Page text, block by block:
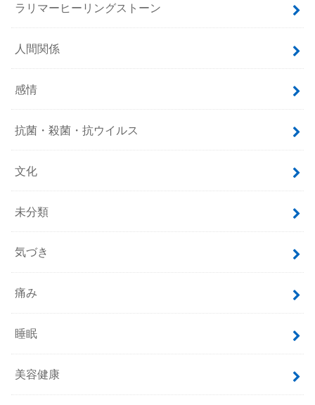
ラリマーヒーリングストーン
人間関係
感情
抗菌・殺菌・抗ウイルス
文化
未分類
気づき
痛み
睡眠
美容健康